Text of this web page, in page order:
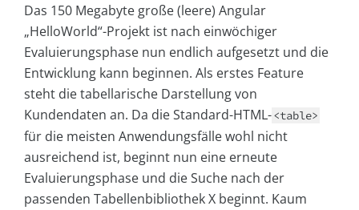
Das 150 Megabyte große (leere) Angular
„HelloWorld“-Projekt ist nach einwöchiger
Evaluierungsphase nun endlich aufgesetzt und die
Entwicklung kann beginnen. Als erstes Feature
steht die tabellarische Darstellung von
Kundendaten an. Da die Standard-HTML-<table>
für die meisten Anwendungsfälle wohl nicht
ausreichend ist, beginnt nun eine erneute
Evaluierungsphase und die Suche nach der
passenden Tabellenbibliothek X beginnt. Kaum